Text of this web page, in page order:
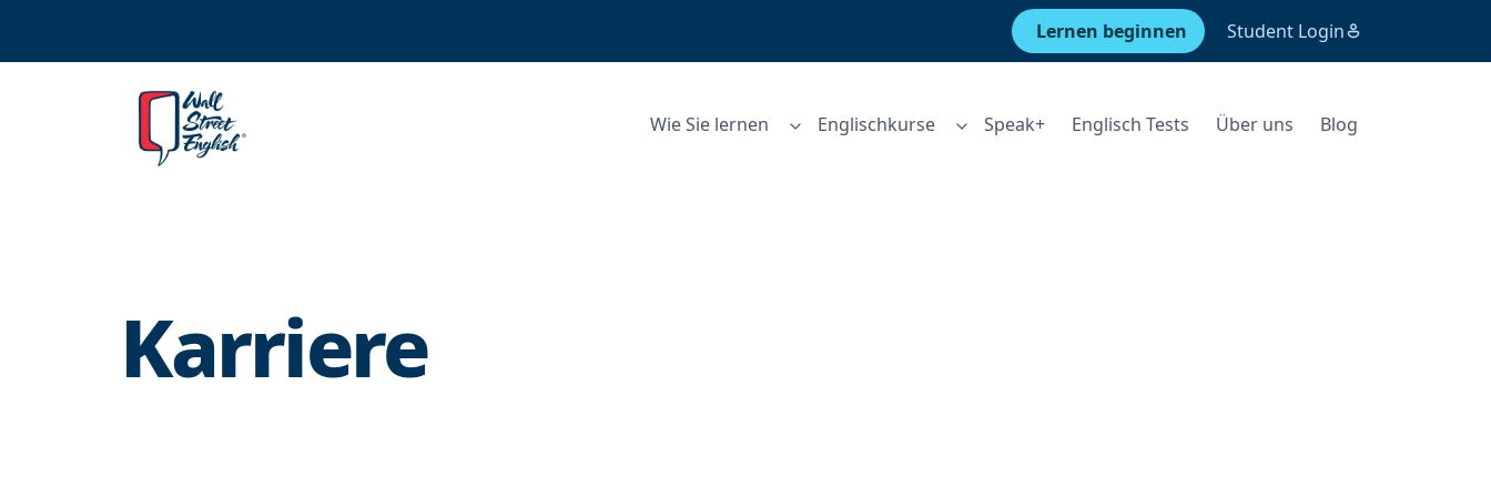
Lernen beginnen Student Login
Wie Sie lernen Englischkurse Speak+ Englisch Tests Über uns Blog
Karriere